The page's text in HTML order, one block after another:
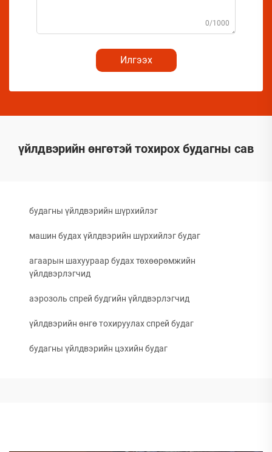
0/1000
Илгээх
үйлдвэрийн өнгөтэй тохирох будагны сав
будагны үйлдвэрийн шүрхийлэг
машин будах үйлдвэрийн шүрхийлэг будаг
агаарын шахуураар будах төхөөрөмжийн
үйлдвэрлэгчид
аэрозоль спрей будгийн үйлдвэрлэгчид
үйлдвэрийн өнгө тохируулах спрей будаг
будагны үйлдвэрийн цэхийн будаг